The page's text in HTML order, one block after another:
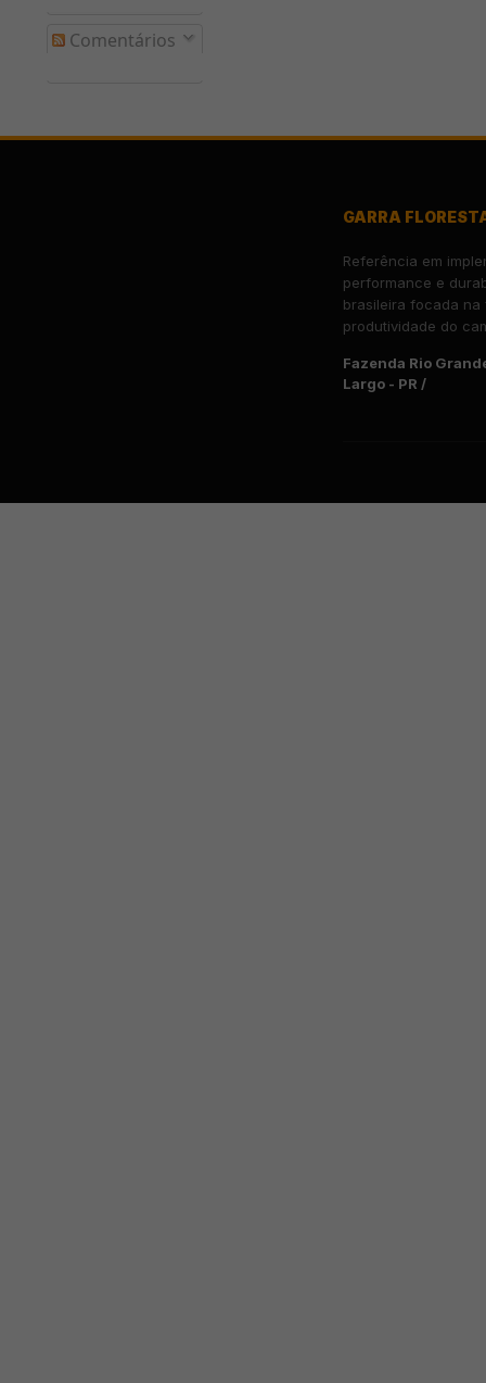
Comentários
GARRA
Referência em
performance e
brasileira focada
produtividade do
Fazenda Rio
Largo - PR /